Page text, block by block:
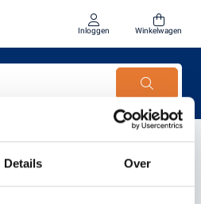
Details Over
Inloggen Winkelwagen